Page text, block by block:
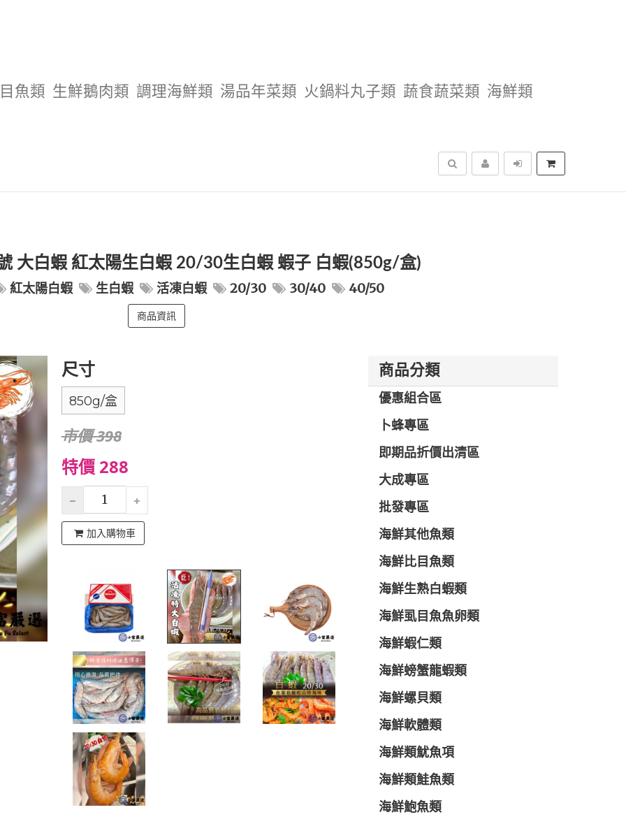
魚類 生鮮鵝肉類 調理海鮮類 湯品年菜類 火鍋料丸子類 蔬食蔬菜類 海鮮類
搜尋
大白蝦 紅太陽生白蝦 20/30生白蝦 蝦子 白蝦(850g/盒)
紅太陽白蝦 生白蝦 活凍白蝦 20/30 30/40 40/50
商品資訊
尺寸
850g/盒
市價 398
特價 288
加入購物車
商品分類
優惠組合區
卜蜂專區
即期品折價出清區
大成專區
批發專區
海鮮其他魚類
海鮮比目魚類
海鮮生熟白蝦類
海鮮虱目魚魚卵類
海鮮蝦仁類
海鮮螃蟹龍蝦類
海鮮螺貝類
海鮮軟體類
海鮮類魷魚項
海鮮類鮭魚類
海鮮鮑魚類